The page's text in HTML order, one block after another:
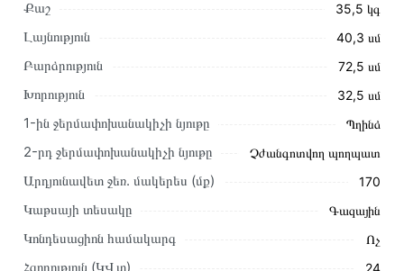
Այս ապրանքը գնելու համար սեղմեք
«Ավելացնել
զամբյուղին»կամ սեղմեք«Արագ պատվեր»
կոնտակտային համարներին։
Կայքում տվյալ ապրանքի՝ Ջեռուցման Կաթսա
Քաշ 35,5 կգ
Լայնություն 40,3 սմ
Բարձրություն 72,5 սմ
Խորություն 32,5 սմ
1-ին ջերմափոխանակիչի նյութը Պղինձ
2-րդ ջերմափոխանակիչի նյութը Չժանգոտվող պողպատ
Արդյունավետ ջեռ. մակերես (մք) 170
Կաթսայի տեսակը Գազային
Կոնդեսացիոն համակարգ Ոչ
Հզորություն (ԿՎտ) 24